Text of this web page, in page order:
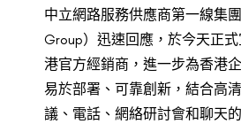
中立網路服務供應商第一線集
Group）迅速回應，於今天正
港官方經銷商，進一步為香港
易於部署、可靠創新，結合高
議、電話、網絡研討會和聊天